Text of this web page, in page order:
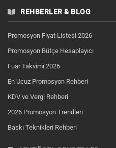
REHBERLER & BLOG
Promosyon Fiyat Listesi 2026
Promosyon Bütçe Hesaplayıcı
Fuar Takvimi 2026
En Ucuz Promosyon Rehberi
KDV ve Vergi Rehberi
2026 Promosyon Trendleri
Baskı Teknikleri Rehberi